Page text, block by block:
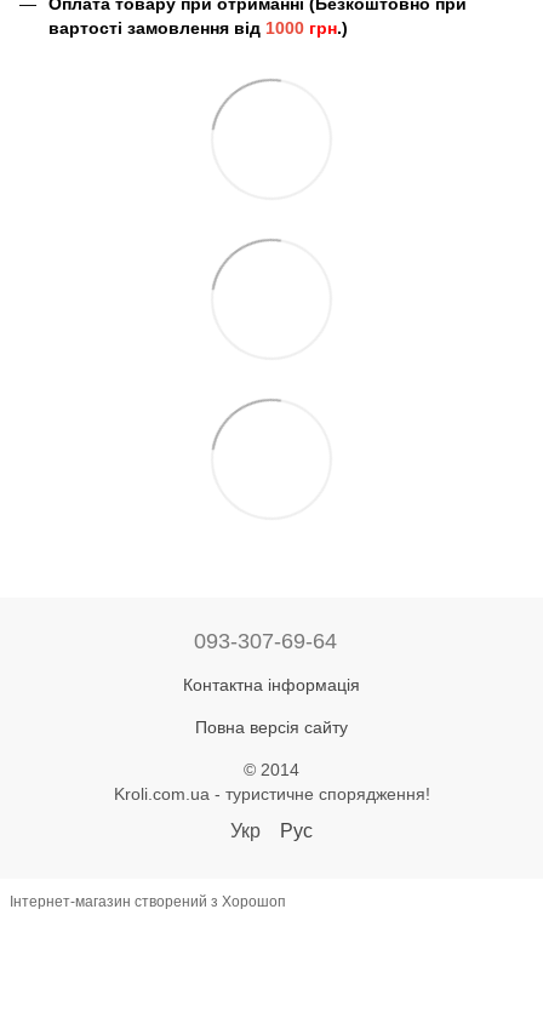
вартості замовлення від 1000 грн.)
093-307-69-64
Контактна інформація
Повна версія сайту
© 2014
Kroli.com.ua - туристичне спорядження!
Укр Рус
Інтернет-магазин створений з Хорошоп